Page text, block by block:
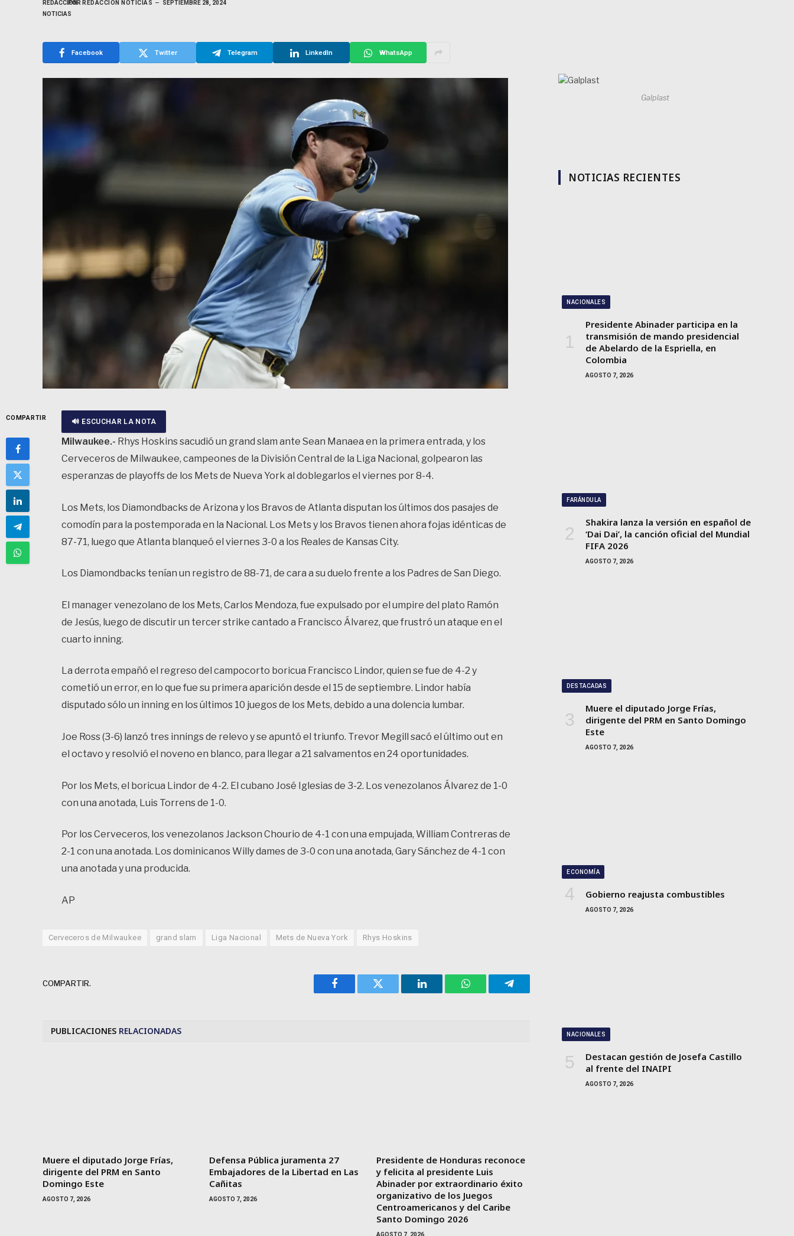
POR REDACCIÓN NOTICIAS SEPTIEMBRE 28, 2024
Facebook Twitter Telegram LinkedIn WhatsApp
COMPARTIR 🔊 ESCUCHAR LA NOTA
Milwaukee.- Rhys Hoskins sacudió un grand slam ante Sean Manaea en la primera entrada, y los
Cerveceros de Milwaukee, campeones de la División Central de la Liga Nacional, golpearon las
esperanzas de playoffs de los Mets de Nueva York al doblegarlos el viernes por 8-4.
Los Mets, los Diamondbacks de Arizona y los Bravos de Atlanta disputan los últimos dos pasajes de
comodín para la postemporada en la Nacional. Los Mets y los Bravos tienen ahora fojas idénticas de
87-71, luego que Atlanta blanqueó el viernes 3-0 a los Reales de Kansas City.
Los Diamondbacks tenían un registro de 88-71, de cara a su duelo frente a los Padres de San Diego.
El manager venezolano de los Mets, Carlos Mendoza, fue expulsado por el umpire del plato Ramón
de Jesús, luego de discutir un tercer strike cantado a Francisco Álvarez, que frustró un ataque en el
cuarto inning.
La derrota empañó el regreso del campocorto boricua Francisco Lindor, quien se fue de 4-2 y
cometió un error, en lo que fue su primera aparición desde el 15 de septiembre. Lindor había
disputado sólo un inning en los últimos 10 juegos de los Mets, debido a una dolencia lumbar.
Joe Ross (3-6) lanzó tres innings de relevo y se apuntó el triunfo. Trevor Megill sacó el último out en
el octavo y resolvió el noveno en blanco, para llegar a 21 salvamentos en 24 oportunidades.
Por los Mets, el boricua Lindor de 4-2. El cubano José Iglesias de 3-2. Los venezolanos Álvarez de 1-0
con una anotada, Luis Torrens de 1-0.
Por los Cerveceros, los venezolanos Jackson Chourio de 4-1 con una empujada, William Contreras de
2-1 con una anotada. Los dominicanos Willy dames de 3-0 con una anotada, Gary Sánchez de 4-1 con
una anotada y una producida.
AP
Cerveceros de Milwaukee grand slam Liga Nacional Mets de Nueva York Rhys Hoskins
COMPARTIR.
Facebook Twitter LinkedIn WhatsAppTelegram
PUBLICACIONES RELACIONADAS
Muere el diputado Jorge Frías,
dirigente del PRM en Santo
Domingo Este
AGOSTO 7, 2026
Defensa Pública juramenta 27
Embajadores de la Libertad en Las
Cañitas
AGOSTO 7, 2026
Presidente de Honduras reconoce
y felicita al presidente Luis
Abinader por extraordinario éxito
organizativo de los Juegos
Centroamericanos y del Caribe
Santo Domingo 2026
Galplast
NOTICIAS RECIENTES
NACIONALES
Presidente Abinader participa en la
transmisión de mando presidencial
de Abelardo de la Espriella, en
Colombia
AGOSTO 7, 2026
FARÁNDULA
Shakira lanza la versión en español de
‘Dai Dai’, la canción oficial del Mundial
FIFA 2026
AGOSTO 7, 2026
DESTACADAS
Muere el diputado Jorge Frías,
dirigente del PRM en Santo Domingo
Este
AGOSTO 7, 2026
ECONOMÍA
Gobierno reajusta combustibles
AGOSTO 7, 2026
NACIONALES
Destacan gestión de Josefa Castillo
al frente del INAIPI
AGOSTO 7, 2026